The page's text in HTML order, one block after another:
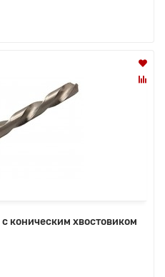
коническим хвостовиком